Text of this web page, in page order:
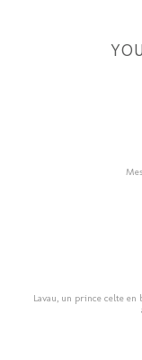
Lavau, un prince celte en